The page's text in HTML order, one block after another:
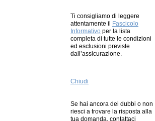
Ti consigliamo di leggere
attentamente il
Fascicolo
Informativo per la lista
completa di tutte le condizioni
ed esclusioni previste
dall’assicurazione.
Chiudi
Se hai ancora dei dubbi o non
riesci a trovare la risposta alla
tua domanda, contattaci